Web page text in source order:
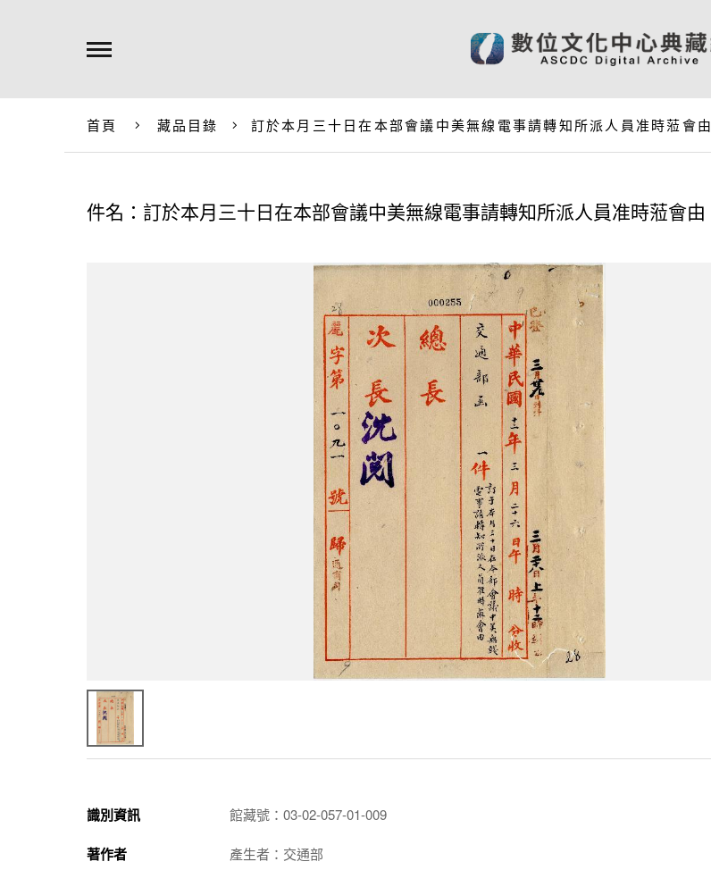
首頁 藏品目錄 訂於本月三十日在本部會議中美無線電事請轉知所派人員准時蒞會由
件名：訂於本月三十日在本部會議中美無線電事請轉知所派人員准時蒞會由
識別資訊 館藏號：03-02-057-01-009
著作者 產生者：交通部